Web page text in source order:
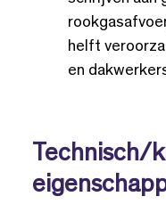
helft
en
Technisch/